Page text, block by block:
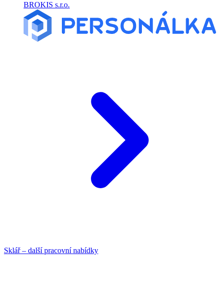
BROKIS s.r.o.
Sklář – další pracovní nabídky